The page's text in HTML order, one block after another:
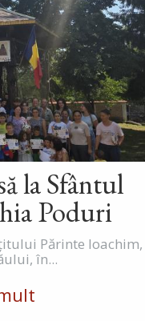
la Sfântul
Poduri
Părinte Ioachim,
în...